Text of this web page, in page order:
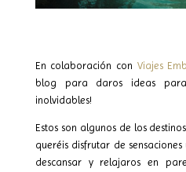
En colaboración con Viajes
blog para daros ideas
inolvidables!
Estos son algunos de los
queréis disfrutar de
descansar y relajaros en